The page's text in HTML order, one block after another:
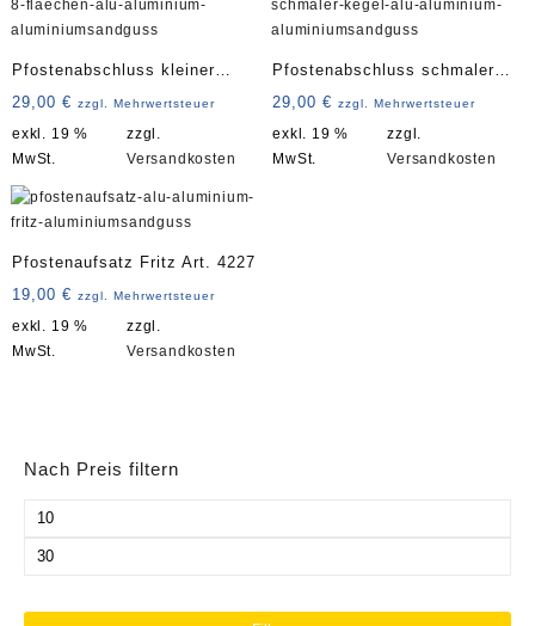
Pfostenabschluss kleiner
Kegel 8 Flächen Art. 4233
29,00 € zzgl. Mehrwertsteuer
exkl. 19 %
MwSt.
zzgl.
Versandkosten
Pfostenabschluss schmaler
kleiner Kegel Art. 4232
29,00€ zzgl. Mehrwertsteuer
exkl. 19 %
MwSt.
zzgl.
Versandkosten
Pfostenaufsatz Fritz Art. 4227
19,00 € zzgl. Mehrwertsteuer
exkl. 19 %
MwSt.
zzgl.
Versandkosten
Nach Preis filtern
Min.
Max.